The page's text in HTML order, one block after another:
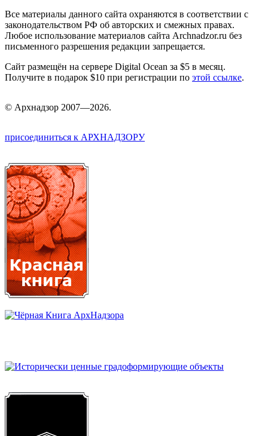
Все материалы данного сайта охраняются в соответствии с
законодательством РФ об авторских и смежных правах.
Любое использование материалов сайта Archnadzor.ru без
письменного разрешения редакции запрещается.
Сайт размещён на сервере Digital Ocean за $5 в месяц.
Получите в подарок $10 при регистрации по этой ссылке.
© Архнадзор 2007—2026.
присоединиться к АРХНАДЗОРУ